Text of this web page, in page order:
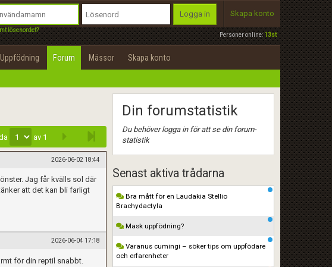
Personer online:13st
Logga in
lösenordet?
Skapa konto
Uppfödning Forum Mässor Skapa konto
av 1
2026-06-02 18:44
Jag får kvälls sol där
att det kan bli farligt
2026-06-04 17:18
för din reptil snabbt.
Din forumstatistik
Du behöver logga in för att se din forum-
statistik
Senast aktiva trådarna
Bra mått för en Laudakia Stellio
Brachydactyla
Mask uppfödning?
Varanus cumingi – söker tips om uppfödare
och erfarenheter
Policy
förstasidan